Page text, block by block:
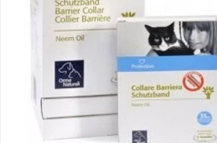
Apri supporto 0 in modalità modale